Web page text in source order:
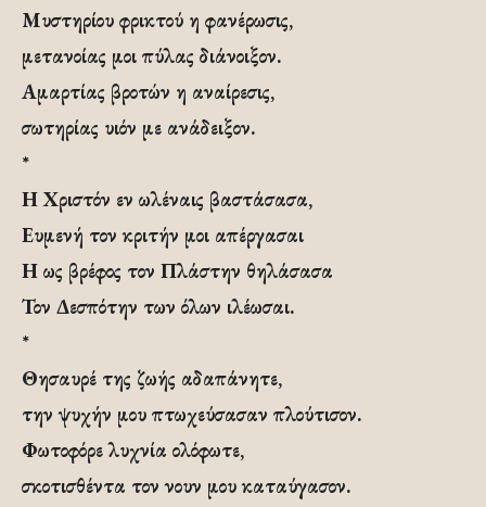
Μυστηρίου φρικτού η φανέρωσις,
μετανοίας μοι πύλας διάνοιξον.
Αμαρτίας βροτών η αναίρεσις,
σωτηρίας υιόν με ανάδειξον.
*
Η Χριστόν εν ωλέναις βαστάσασα,
Ευμενή τον κριτήν μοι απέργασαι
Η ως βρέφος τον Πλάστην θηλάσασα
Τον Δεσπότην των όλων ιλέωσαι.
*
Θησαυρέ της ζωής αδαπάνητε,
την ψυχήν μου πτωχεύσασαν πλούτισον.
Φωτοφόρε λυχνία ολόφωτε,
σκοτισθέντα τον νουν μου καταύγασον.